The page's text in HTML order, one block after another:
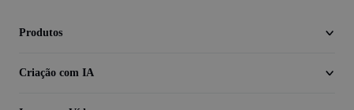
Produtos
Criação com IA